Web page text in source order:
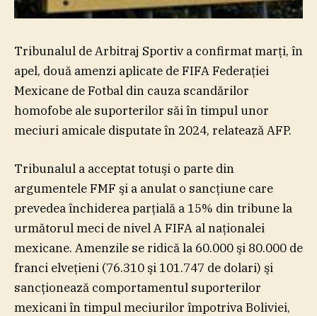
Tribunalul de Arbitraj Sportiv a confirmat marţi, în
apel, două amenzi aplicate de FIFA Federaţiei
Mexicane de Fotbal din cauza scandărilor
homofobe ale suporterilor săi în timpul unor
meciuri amicale disputate în 2024, relatează AFP.
Tribunalul a acceptat totuşi o parte din
argumentele FMF şi a anulat o sancţiune care
prevedea închiderea parţială a 15% din tribune la
următorul meci de nivel A FIFA al naţionalei
mexicane. Amenzile se ridică la 60.000 şi 80.000 de
franci elveţieni (76.310 şi 101.747 de dolari) şi
sancţionează comportamentul suporterilor
mexicani în timpul meciurilor împotriva Boliviei,